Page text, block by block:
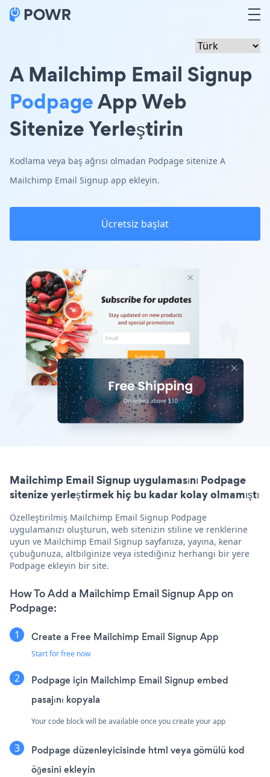
A Mailchimp Email Signup
PodpageApp Web
Sitenize Yerleştirin
Kodlama veya baş ağrısı olmadan Podpage sitenize A
Mailchimp Email Signup app ekleyin.
Ücretsiz başlat
Mailchimp Email Signup uygulamasını Podpage
sitenize yerleştirmek hiç bu kadar kolay olmamıştı
Özelleştirilmiş Mailchimp Email Signup Podpage
uygulamanızı oluşturun, web sitenizin stiline ve renklerine
uyun ve Mailchimp Email Signup sayfanıza, yayına, kenar
çubuğunuza, altbilginize veya istediğiniz herhangi bir yere
Podpage ekleyin bir site.
How To Add a Mailchimp Email Signup App on
Podpage:
Create a Free Mailchimp Email Signup App
Start for free now
Podpage için Mailchimp Email Signup embed
pasajını kopyala
Your code block will be available once you create your app
Podpage düzenleyicisinde html veya gömülü kod
öğesini ekleyin